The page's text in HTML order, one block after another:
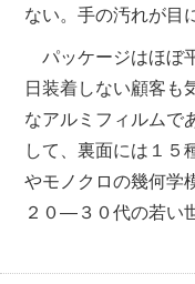
ない。手の汚れが目
パッケージはほぼ
日装着しない顧客も
なアルミフィルムで
して、裏面には１５
やモノクロの幾何学
２０―３０代の若い